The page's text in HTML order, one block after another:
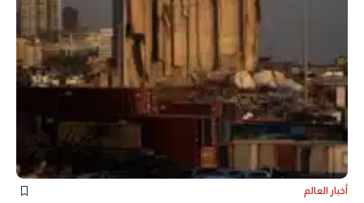
أخبار العالم